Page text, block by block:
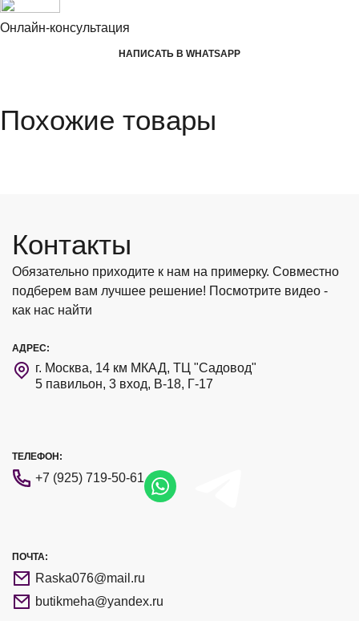
Онлайн-консультация
НАПИСАТЬ В WHATSAPP
Похожие товары
Контакты
Обязательно приходите к нам на примерку. Совместно
подберем вам лучшее решение! Посмотрите видео -
как нас найти
АДРЕС:
г. Москва, 14 км МКАД, ТЦ "Садовод"
5 павильон, 3 вход, В-18, Г-17
ТЕЛЕФОН:
+7 (925) 719-50-61
ПОЧТА:
Raska076@mail.ru
butikmeha@yandex.ru